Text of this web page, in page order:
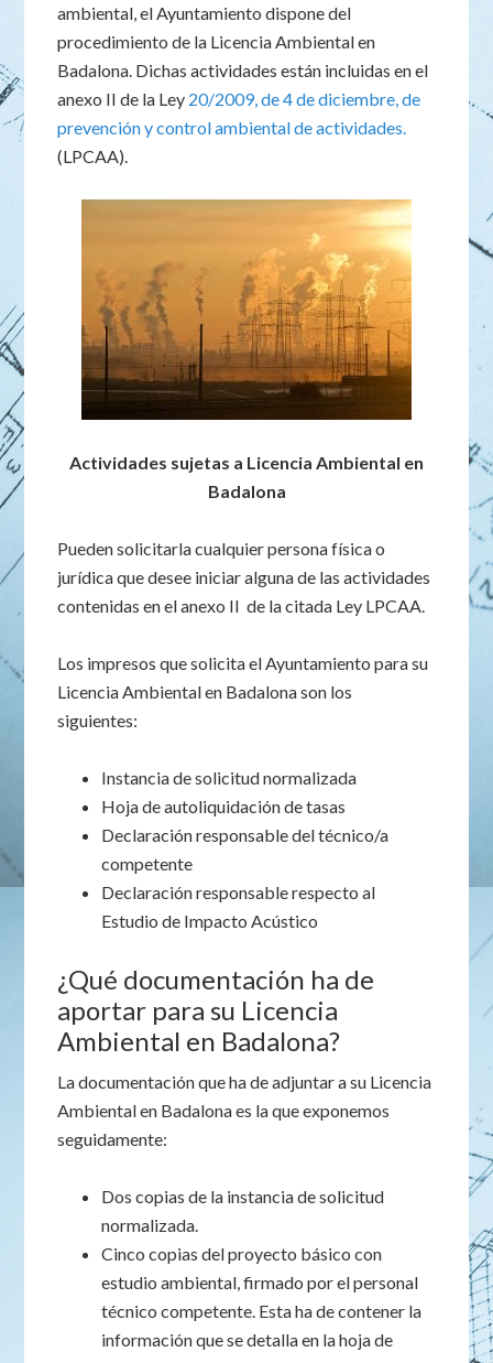
ambiental, el Ayuntamiento dispone del
procedimiento de la Licencia Ambiental en
Badalona. Dichas actividades están incluidas en el
anexo II de la Ley 20/2009, de 4 de diciembre, de
prevención y control ambiental de actividades.
(LPCAA).
Actividades sujetas a Licencia Ambiental en
Badalona
Pueden solicitarla cualquier persona física o
jurídica que desee iniciar alguna de las actividades
contenidas en el anexo II de la citada Ley LPCAA.
Los impresos que solicita el Ayuntamiento para su
Licencia Ambiental en Badalona son los
siguientes:
Instancia de solicitud normalizada
Hoja de autoliquidación de tasas
Declaración responsable del técnico/a
competente
Declaración responsable respecto al
Estudio de Impacto Acústico
¿Qué documentación ha de
aportar para su Licencia
Ambiental en Badalona?
La documentación que ha de adjuntar a su Licencia
Ambiental en Badalona es la que exponemos
seguidamente:
Dos copias de la instancia de solicitud
normalizada.
Cinco copias del proyecto básico con
estudio ambiental, firmado por el personal
técnico competente. Esta ha de contener la
información que se detalla en la hoja de